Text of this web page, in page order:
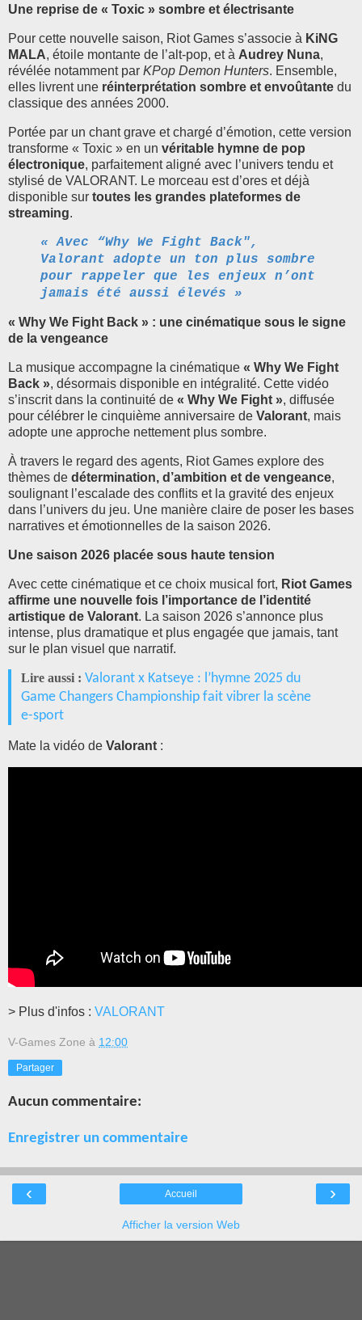
Une reprise de « Toxic » sombre et électrisante
Pour cette nouvelle saison, Riot Games s’associe à KiNG
MALA, étoile montante de l’alt-pop, et à Audrey Nuna,
révélée notamment par KPop Demon Hunters. Ensemble,
elles livrent une réinterprétation sombre et envoûtante du
classique des années 2000.
Portée par un chant grave et chargé d’émotion, cette version
transforme « Toxic » en un véritable hymne de pop
électronique, parfaitement aligné avec l’univers tendu et
stylisé de VALORANT. Le morceau est d’ores et déjà
disponible sur toutes les grandes plateformes de
streaming.
« Avec “Why We Fight Back",
Valorant adopte un ton plus sombre
pour rappeler que les enjeux n’ont
jamais été aussi élevés »
« Why We Fight Back » : une cinématique sous le signe
de la vengeance
La musique accompagne la cinématique « Why We Fight
Back », désormais disponible en intégralité. Cette vidéo
s’inscrit dans la continuité de « Why We Fight », diffusée
pour célébrer le cinquième anniversaire de Valorant, mais
adopte une approche nettement plus sombre.
À travers le regard des agents, Riot Games explore des
thèmes de détermination, d’ambition et de vengeance,
soulignant l’escalade des conflits et la gravité des enjeux
dans l’univers du jeu. Une manière claire de poser les bases
narratives et émotionnelles de la saison 2026.
Une saison 2026 placée sous haute tension
Avec cette cinématique et ce choix musical fort, Riot Games
affirme une nouvelle fois l’importance de l’identité
artistique de Valorant. La saison 2026 s’annonce plus
intense, plus dramatique et plus engagée que jamais, tant
sur le plan visuel que narratif.
Lire aussi : Valorant x Katseye : l’hymne 2025 du
Game Changers Championship fait vibrer la scène
e-sport
Mate la vidéo de Valorant :
> Plus d'infos : VALORANT
V-Games Zone à 12:00
Partager
Aucun commentaire:
Enregistrer un commentaire
‹ ›
Accueil
Afficher la version Web